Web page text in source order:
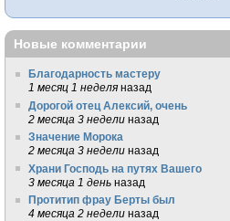
Новые комментарии
Благодарность мастеру
1 месяц 1 неделя назад
Дорогой отец Алексий, очень
2 месяца 3 недели назад
Значение Морока
2 месяца 3 недели назад
Храни Господь на путях Вашего
3 месяца 1 день назад
Протитип фрау Берты был
4 месяца 2 недели назад